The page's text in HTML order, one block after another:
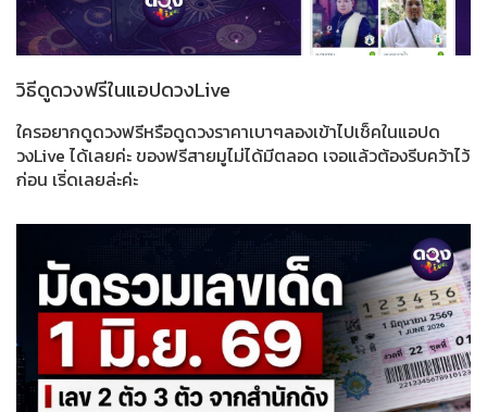
วิธีดูดวงฟรีในแอปดวงLive
ใครอยากดูดวงฟรีหรือดูดวงราคาเบาๆลองเข้าไปเช็คในแอปด
วงLive ได้เลยค่ะ ของฟรีสายมูไม่ได้มีตลอด เจอแล้วต้องรีบคว้าไว้
ก่อน เริ่ดเลยล่ะค่ะ